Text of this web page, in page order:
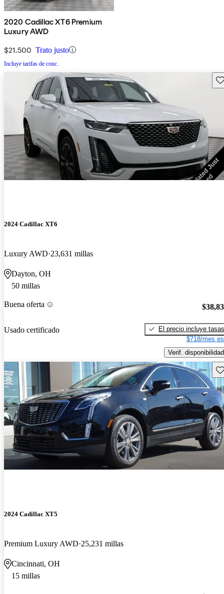
2020 Cadillac XT6 Premium
Luxury AWD
$21,500 Trato justo
Incluye tarifas de conc.
2024 Cadillac XT6
Luxury AWD 23,631 millas
Dayton, OH
50 millas
Buena oferta
Usado certificado
El precio incluye tasas
$718/mes
Verif. disponibilidad
2024 Cadillac XT5
Premium Luxury AWD 25,231 millas
Cincinnati, OH
15 millas